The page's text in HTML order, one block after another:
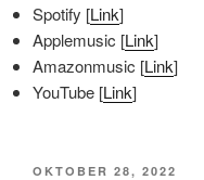
Spotify [Link]
Applemusic [Link]
Amazonmusic [Link]
YouTube [Link]
VERÖFFENTLICHT
OKTOBER 28, 2022